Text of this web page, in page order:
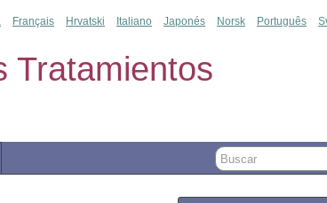
Tratamientos
Français Hrvatski Italiano Japonés Norsk Português